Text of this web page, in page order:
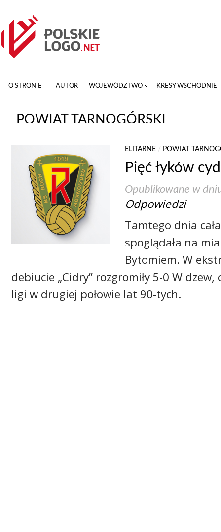
O STRONIE AUTOR WOJEWÓDZTWO KRESY WSCHODNIE
POWIAT TARNOGÓRSKI
ELITARNE/ POWIAT
Pięć łyków
Opublikowane w
Odpowiedzi
Tamtego dnia
spoglądała na
Bytomiem. W
debiucie „Cidry” rozgromiły 5-0 Widzew,
ligi w drugiej połowie lat 90-tych.